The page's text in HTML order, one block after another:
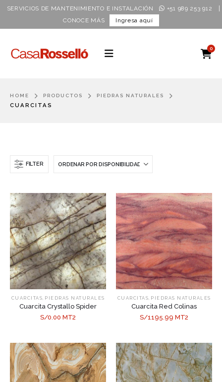
SERVICIOS DE MANTENIMIENTO E INSTALACIÓN +51 989 253 912
CONOCE MÁS Ingresa aquí
0
HOME PRODUCTOS PIEDRAS NATURALES
CUARCITAS
FILTER
CUARCITAS PIEDRAS NATURALES
Cuarcita Crystallo Spider
S/0.00 MT2
CUARCITAS PIEDRAS NATURALES
Cuarcita Red Colinas
S/1195.99 MT2